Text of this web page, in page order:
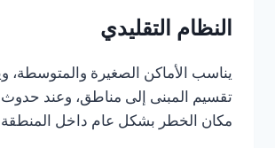
النظام التقليدي
يناسب الأماكن الصغيرة والمتوسطة،
تقسيم المبنى إلى مناطق، وعند حدوث
مكان الخطر بشكل عام داخل المنطقة